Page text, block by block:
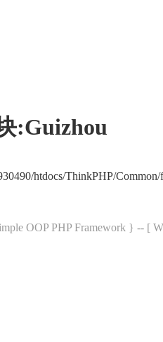
:Guizhou
htdocs/ThinkPHP/
OOP PHP Framework } -- [